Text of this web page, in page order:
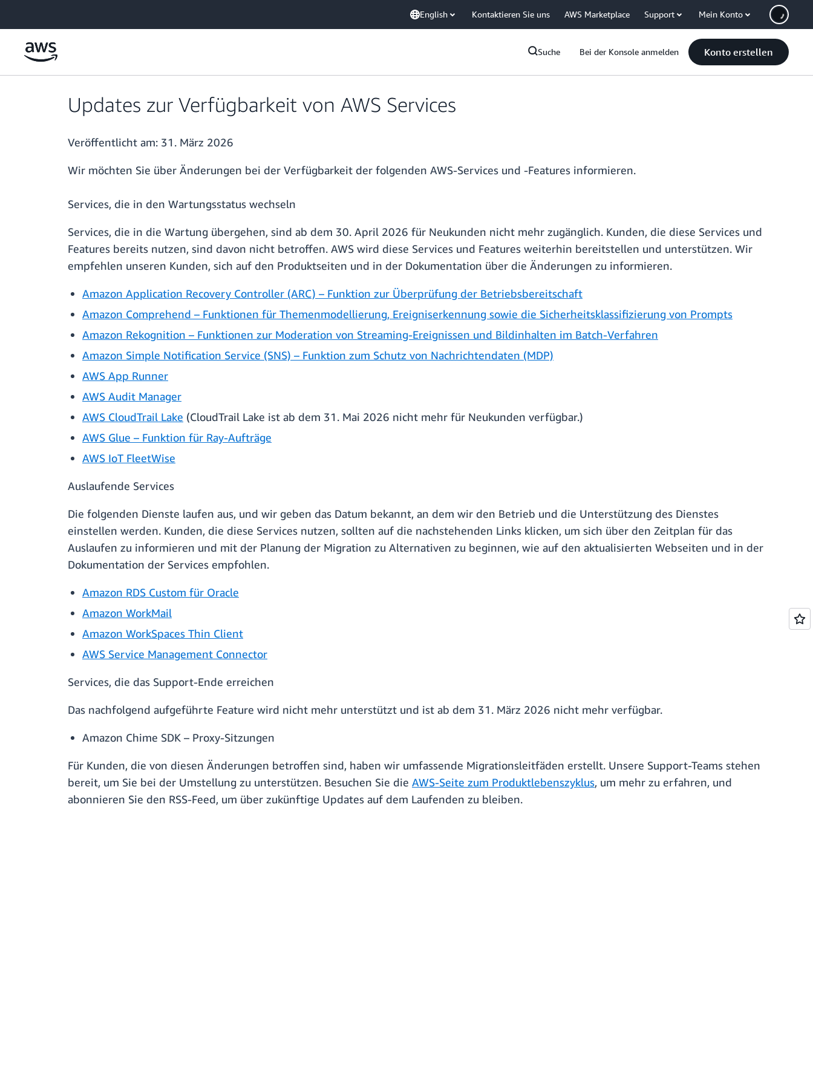
English Kontaktieren Sie uns AWS Marketplace Support Mein Konto
Suche Bei der Konsole anmelden Konto erstellen
Updates zur Verfügbarkeit von AWS Services
Veröffentlicht am: 31. März 2026
Wir möchten Sie über Änderungen bei der Verfügbarkeit der folgenden AWS-Services und -Features informieren.
Services, die in den Wartungsstatus wechseln
Services, die in die Wartung übergehen, sind ab dem 30. April 2026 für Neukunden nicht mehr zugänglich. Kunden, die diese Services und
Features bereits nutzen, sind davon nicht betroffen. AWS wird diese Services und Features weiterhin bereitstellen und unterstützen. Wir
empfehlen unseren Kunden, sich auf den Produktseiten und in der Dokumentation über die Änderungen zu informieren.
Amazon Application Recovery Controller (ARC) – Funktion zur Überprüfung der Betriebsbereitschaft
Amazon Comprehend – Funktionen für Themenmodellierung, Ereigniserkennung sowie die Sicherheitsklassifizierung von Prompts
Amazon Rekognition – Funktionen zur Moderation von Streaming-Ereignissen und Bildinhalten im Batch-Verfahren
Amazon Simple Notification Service (SNS) – Funktion zum Schutz von Nachrichtendaten (MDP)
AWS App Runner
AWS Audit Manager
AWS CloudTrail Lake (CloudTrail Lake ist ab dem 31. Mai 2026 nicht mehr für Neukunden verfügbar.)
AWS Glue – Funktion für Ray-Aufträge
AWS IoT FleetWise
Auslaufende Services
Die folgenden Dienste laufen aus, und wir geben das Datum bekannt, an dem wir den Betrieb und die Unterstützung des Dienstes
einstellen werden. Kunden, die diese Services nutzen, sollten auf die nachstehenden Links klicken, um sich über den Zeitplan für das
Auslaufen zu informieren und mit der Planung der Migration zu Alternativen zu beginnen, wie auf den aktualisierten Webseiten und in der
Dokumentation der Services empfohlen.
Amazon RDS Custom für Oracle
Amazon WorkMail
Amazon WorkSpaces Thin Client
AWS Service Management Connector
Services, die das Support-Ende erreichen
Das nachfolgend aufgeführte Feature wird nicht mehr unterstützt und ist ab dem 31. März 2026 nicht mehr verfügbar.
Amazon Chime SDK – Proxy-Sitzungen
Für Kunden, die von diesen Änderungen betroffen sind, haben wir umfassende Migrationsleitfäden erstellt. Unsere Support-Teams stehen
bereit, um Sie bei der Umstellung zu unterstützen. Besuchen Sie die AWS-Seite zum Produktlebenszyklus, um mehr zu erfahren, und
abonnieren Sie den RSS-Feed, um über zukünftige Updates auf dem Laufenden zu bleiben.